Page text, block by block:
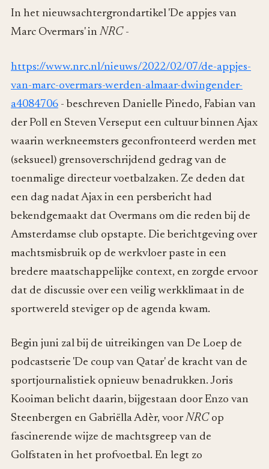
In het nieuwsachtergrondartikel 'De appjes van
Marc Overmars' in NRC -
https://www.nrc.nl/nieuws/2022/02/07/de-appjes-
van-marc-overmars-werden-almaar-dwingender-
a4084706 - beschreven Danielle Pinedo, Fabian van
der Poll en Steven Verseput een cultuur binnen Ajax
waarin werkneemsters geconfronteerd werden met
(seksueel) grensoverschrijdend gedrag van de
toenmalige directeur voetbalzaken. Ze deden dat
een dag nadat Ajax in een persbericht had
bekendgemaakt dat Overmans om die reden bij de
Amsterdamse club opstapte. Die berichtgeving over
machtsmisbruik op de werkvloer paste in een
bredere maatschappelijke context, en zorgde ervoor
dat de discussie over een veilig werkklimaat in de
sportwereld steviger op de agenda kwam.
Begin juni zal bij de uitreikingen van De Loep de
podcastserie 'De coup van Qatar' de kracht van de
sportjournalistiek opnieuw benadrukken. Joris
Kooiman belicht daarin, bijgestaan door Enzo van
Steenbergen en Gabriëlla Adèr, voorNRC op
fascinerende wijze de machtsgreep van de
Golfstaten in het profvoetbal. En legt zo